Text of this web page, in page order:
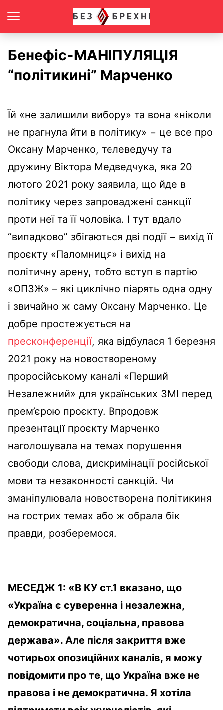
Бенефіс-МАНІПУЛЯЦІЯ
“політикині” Марченко
Їй «не залишили вибору» та вона «ніколи
не прагнула йти в політику» − це все про
Оксану Марченко, телеведучу та
дружину Віктора Медведчука, яка 20
лютого 2021 року заявила, що йде в
політику через запроваджені санкції
проти неї та її чоловіка. І тут вдало
“випадково” збігаються дві події − вихід її
проєкту «Паломниця» і вихід на
політичну арену, тобто вступ в партію
«ОПЗЖ» – які циклічно піарять одна одну
і звичайно ж саму Оксану Марченко. Це
добре простежується на
пресконференції, яка відбулася 1 березня
2021 року на новоствореному
проросійському каналі «Перший
Незалежний» для українських ЗМІ перед
прем’єрою проєкту. Впродовж
презентації проєкту Марченко
наголошувала на темах порушення
свободи слова, дискримінації російської
мови та незаконності санкцій. Чи
зманіпулювала новостворена політикиня
на гострих темах або ж обрала бік
правди, розберемося.
МЕСЕДЖ 1: «В КУ ст.1 вказано, що
«Україна є суверенна і незалежна,
демократична, соціальна, правова
держава». Але після закриття вже
чотирьох опозиційних каналів, я можу
повідомити про те, що Україна вже не
правова і не демократична. Я хотіла